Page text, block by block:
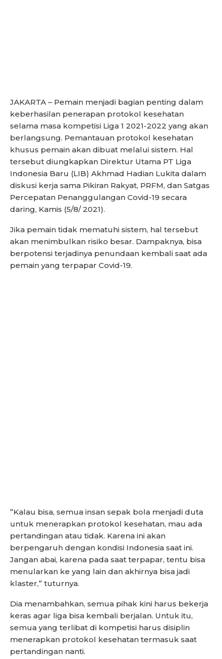
JAKARTA – Pemain menjadi bagian penting dalam
keberhasilan penerapan protokol kesehatan
selama masa kompetisi Liga 1 2021-2022 yang akan
berlangsung. Pemantauan protokol kesehatan
khusus pemain akan dibuat melalui sistem. Hal
tersebut diungkapkan Direktur Utama PT Liga
Indonesia Baru (LIB) Akhmad Hadian Lukita dalam
diskusi kerja sama Pikiran Rakyat, PRFM, dan Satgas
Percepatan Penanggulangan Covid-19 secara
daring, Kamis (5/8/ 2021).
Jika pemain tidak mematuhi sistem, hal tersebut
akan menimbulkan risiko besar. Dampaknya, bisa
berpotensi terjadinya penundaan kembali saat ada
pemain yang terpapar Covid-19.
”Kalau bisa, semua insan sepak bola menjadi duta
untuk menerapkan protokol kesehatan, mau ada
pertandingan atau tidak. Karena ini akan
berpengaruh dengan kondisi Indonesia saat ini.
Jangan abai, karena pada saat terpapar, tentu bisa
menularkan ke yang lain dan akhirnya bisa jadi
klaster,” tuturnya.
Dia menambahkan, semua pihak kini harus bekerja
keras agar liga bisa kembali berjalan. Untuk itu,
semua yang terlibat di kompetisi harus disiplin
menerapkan protokol kesehatan termasuk saat
pertandingan nanti.